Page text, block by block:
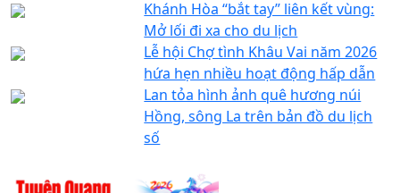
Khánh Hòa “bắt tay” liên kết vùng:
Mở lối đi xa cho du lịch
Lễ hội Chợ tình Khâu Vai năm 2026
hứa hẹn nhiều hoạt động hấp dẫn
Lan tỏa hình ảnh quê hương núi
Hồng, sông La trên bản đồ du lịch
số